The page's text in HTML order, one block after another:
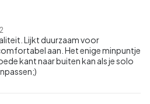
Lijkt duurzaam voor
aan. Het enige minpuntje
kant naar buiten kan als je solo